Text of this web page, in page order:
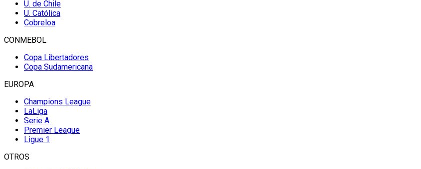
U. de Chile
U. Católica
Cobreloa
CONMEBOL
Copa Libertadores
Copa Sudamericana
EUROPA
Champions League
LaLiga
Serie A
Premier League
Ligue 1
OTROS